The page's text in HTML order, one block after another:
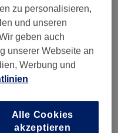
finden
zu personalisieren,
und unseren
geben auch
unserer Webseite an
Werbung und
Alle Cookies
akzeptieren